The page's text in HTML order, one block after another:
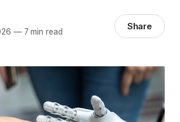
—7 min read Share